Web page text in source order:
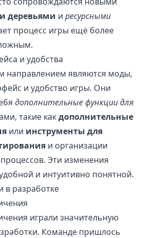
деревьями и ресурсными
процесс игры ещё более
и удобства
направлением являются моды,
и удобство игры. Они
дополнительные функции для
такие какдополнительные
или инструменты для
и организации
Эти изменения
и интуитивно понятной.
в разработке
играли значительную
Команде пришлось